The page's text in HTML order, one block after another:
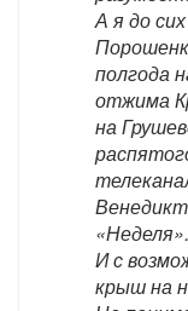
А я до
полгода
отжима
на
И с
крыш на